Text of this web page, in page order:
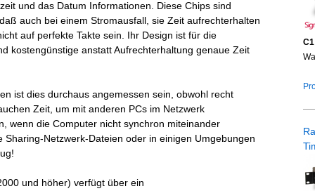
und das Datum Informationen. Diese Chips sind
auch bei einem Stromausfall, sie Zeit aufrechterhalten
auf perfekte Takte sein. Ihr Design ist für die
kostengünstige anstatt Aufrechterhaltung genaue Zeit
ist dies durchaus angemessen sein, obwohl recht
Zeit, um mit anderen PCs im Netzwerk
wenn die Computer nicht synchron miteinander
Sharing-Netzwerk-Dateien oder in einigen Umgebungen
und höher) verfügt über ein